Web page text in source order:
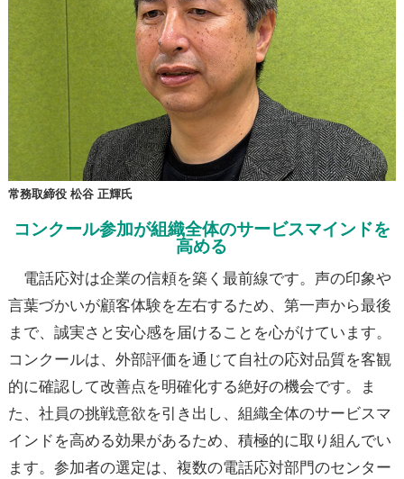
常務取締役 松谷 正輝氏
コンクール参加が組織全体のサービスマインドを
高める
電話応対は企業の信頼を築く最前線です。声の印象や
言葉づかいが顧客体験を左右するため、第一声から最後
まで、誠実さと安心感を届けることを心がけています。
コンクールは、外部評価を通じて自社の応対品質を客観
的に確認して改善点を明確化する絶好の機会です。ま
た、社員の挑戦意欲を引き出し、組織全体のサービスマ
インドを高める効果があるため、積極的に取り組んでい
ます。参加者の選定は、複数の電話応対部門のセンター